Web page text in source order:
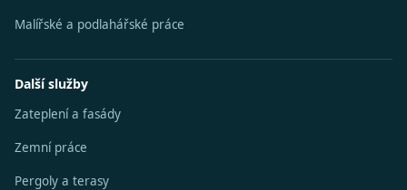
Malířské a podlahářské práce
Další služby
Zateplení a fasády
Zemní práce
Pergoly a terasy